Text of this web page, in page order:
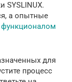
SYSLINUX.
а опытные
функционалом
для
процесс